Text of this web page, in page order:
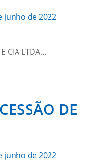
junho de 2022
E CIA LTDA…
DE
junho de 2022